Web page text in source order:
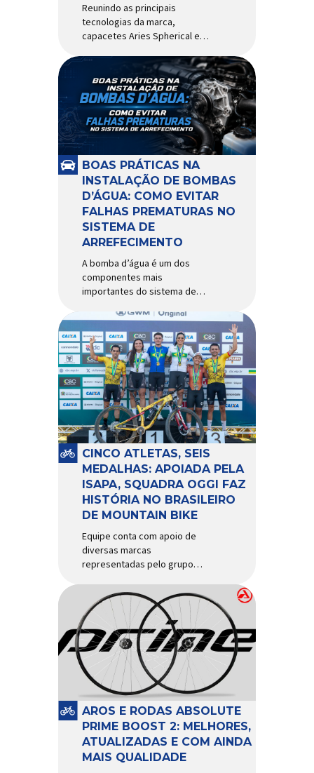
Reunindo as principais
tecnologias da marca,
capacetes Aries Spherical e
ao país com a pintura oficial
utilizada por equipes do World
Tour Patrocinadora de algumas
das principais equipes de
ciclismo do mundo, a Giro é
uma das marcas de capacetes
e acessórios para ciclismo
mais reconhecida no Brasil.
Importada e distribuída […]
BOAS PRÁTICAS NA
INSTALAÇÃO DE BOMBAS
D’ÁGUA: COMO EVITAR
FALHAS PREMATURAS NO
SISTEMA DE
ARREFECIMENTO
A bomba d’água é um dos
componentes mais
importantes do sistema de
garantir a circulação contínua
do líquido de arrefecimento
entre motor, radiador e demais
componentes do sistema,
controlando a temperatura de
operação e evitando
superaquecimentos. Por
trabalhar constantemente
enquanto o motor está em
funcionamento, a bomba
d’água exige não apenas […]
CINCO ATLETAS, SEIS
MEDALHAS: APOIADA PELA
ISAPA, SQUADRA OGGI FAZ
HISTÓRIA NO BRASILEIRO
DE MOUNTAIN BIKE
Equipe conta com apoio de
diversas marcas
representadas pelo grupo
Finish Lline, Park Tool, Protaper
e Zéfal Histórico. Assim pode
ser definida a participação da
Squadra Oggi no Campeonato
Brasileiro de Mountain Bike
2026, realizado em São José
dos Campos-SP entre os dias
23 e 26 de julho. Com cinco […]
AROS E RODAS ABSOLUTE
PRIME BOOST 2: MELHORES,
ATUALIZADAS E COM AINDA
MAIS QUALIDADE